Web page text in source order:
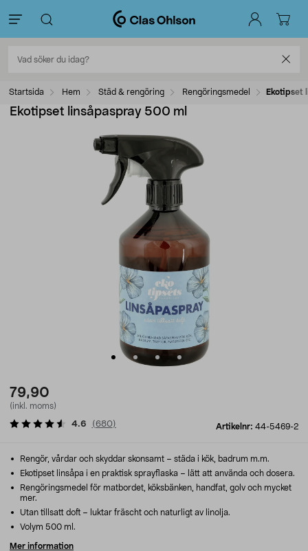
Startsida Hem Städ & rengöring Rengöringsmedel Ekotipset
Ekotipset linsåpaspray 500 ml
79,90
(inkl. moms)
Artikelnr: 44-5469-2
4.6 (680)
Rengör, vårdar och skyddar skonsamt – städa i kök, badrum m.m.
Ekotipset linsåpa i en praktisk sprayflaska – lätt att använda och dosera.
Rengöringsmedel för matbordet, köksbänken, handfat, golv och mycket
mer.
Utan tillsatt doft – luktar fräscht och naturligt av linolja.
Volym 500 ml.
Mer information